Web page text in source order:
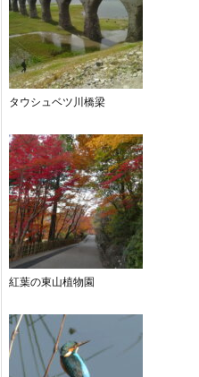
タウシュベツ川橋梁
紅葉の東山植物園